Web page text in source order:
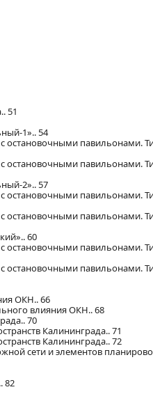
51
1».. 54
остановочными павильонами.
остановочными павильонами.
2».. 57
остановочными павильонами.
остановочными павильонами.
60
остановочными павильонами.
остановочными павильонами.
ОКН.. 66
влияния ОКН.. 68
70
Калининграда.. 71
Калининграда.. 72
сети и элементов
82